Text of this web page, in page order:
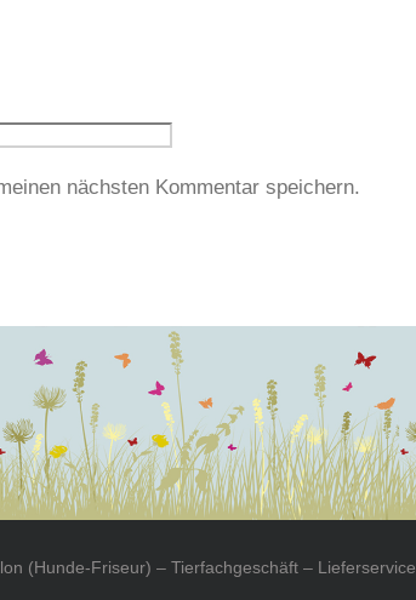
nächsten Kommentar speichern.
(Hunde-Friseur) – Tierfachgeschäft – Lieferservice